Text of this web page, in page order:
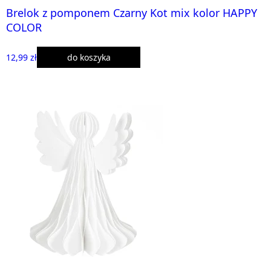
Brelok z pomponem Czarny Kot mix kolor HAPPY
COLOR
12,99 zł do koszyka